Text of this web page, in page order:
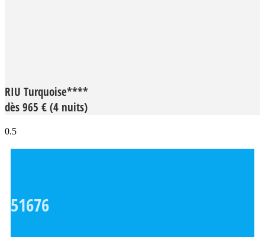
RIU Turquoise****
dès 965 € (4 nuits)
51676